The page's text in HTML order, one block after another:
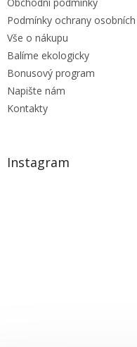
Podmínky ochrany
Vše o nákupu
Balíme ekologicky
Bonusový program
Napište nám
Kontakty
Instagram